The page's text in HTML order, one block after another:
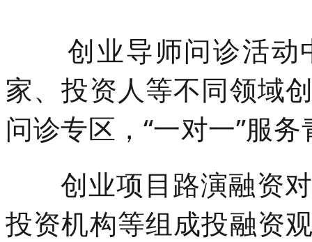
创业导师问诊活
家、投资人等不同领域
问诊专区，“一对一”服
创业项目路演融资
投资机构等组成投融资